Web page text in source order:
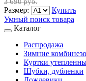
3 690 руб.
Размер:
Купить
Умный поиск товара
Каталог
Распродажа
Зимние
Куртки
Шубки, дубленки